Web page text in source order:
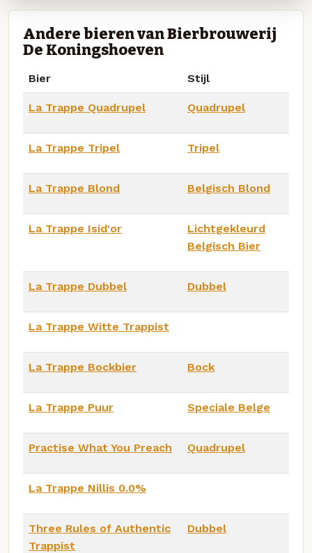
Andere bieren van Bierbrouwerij
De Koningshoeven
Bier Stijl
La Trappe Quadrupel Quadrupel
La Trappe Tripel Tripel
La Trappe Blond Belgisch Blond
La Trappe Isid'or
Lichtgekleurd
Belgisch Bier
La Trappe Dubbel Dubbel
La Trappe Witte Trappist
La Trappe Bockbier Bock
La Trappe Puur Speciale Belge
Practise What You Preach Quadrupel
La Trappe Nillis 0.0%
Three Rules of Authentic
Trappist
Dubbel